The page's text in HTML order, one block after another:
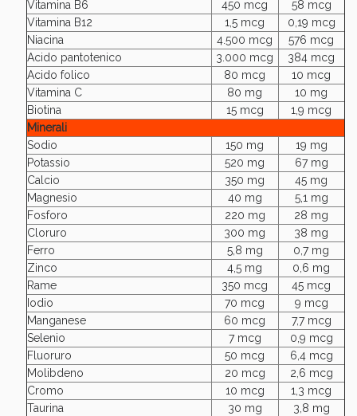
Vitamina B6
450 mcg
58 mcg
Vitamina B12
1,5 mcg
0,19 mcg
Niacina
4.500 mcg
576 mcg
Acido pantotenico
3.000 mcg
384 mcg
Acido folico
80 mcg
10 mcg
Vitamina C
80 mg
10 mg
Biotina
15 mcg
1,9 mcg
Minerali
Sodio
150 mg
19 mg
Potassio
520 mg
67 mg
Calcio
350 mg
45 mg
Magnesio
40 mg
5,1 mg
Fosforo
220 mg
28 mg
Cloruro
300 mg
38 mg
Ferro
5,8 mg
0,7 mg
Zinco
4,5 mg
0,6 mg
Rame
350 mcg
45 mcg
Iodio
70 mcg
9 mcg
Manganese
60 mcg
7,7 mcg
Selenio
7 mcg
0,9 mcg
Fluoruro
50 mcg
6,4 mcg
Molibdeno
20 mcg
2,6 mcg
Cromo
10 mcg
1,3 mcg
Taurina
30 mg
3,8 mg